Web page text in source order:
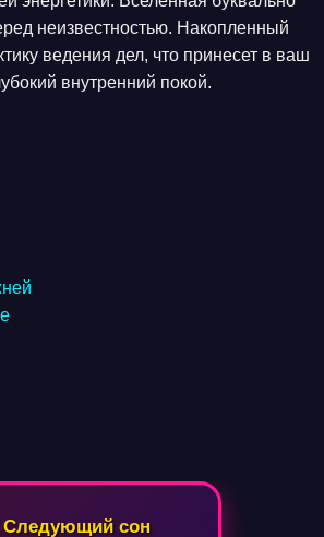
неизвестностью. Накопленный
ведения дел, что принесет в ваш
внутренний покой.
Следующий сон